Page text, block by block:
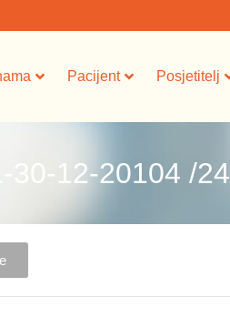
Pacijent Posjetitelj
30-12-20104 /24